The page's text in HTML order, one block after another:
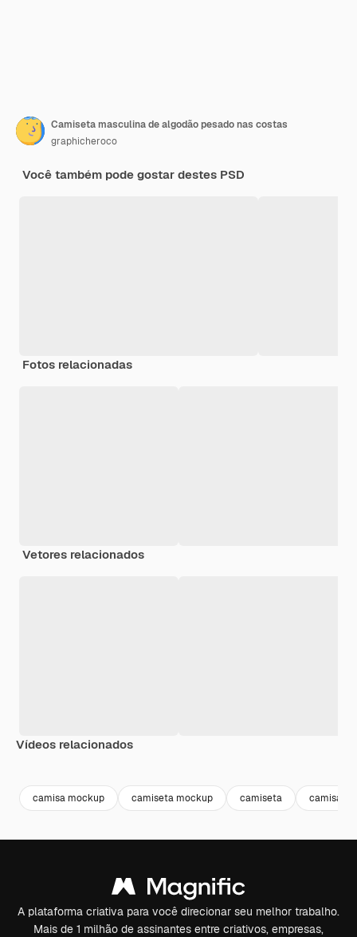
Camiseta masculina de algodão pesado nas costas
graphicheroco
Você também pode gostar destes PSD
Fotos relacionadas
Vetores relacionados
Vídeos relacionados
camisa mockup camiseta mockup camiseta camisa
A plataforma criativa para você direcionar seu melhor trabalho.
Mais de 1 milhão de assinantes entre criativos, empresas,